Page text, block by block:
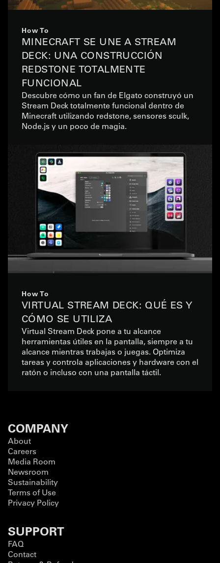
How To
MINECRAFT SE UNE A STREAM
DECK: UNA CONSTRUCCIÓN
REDSTONE TOTALMENTE
FUNCIONAL
Descubre cómo un fan de Elgato construyó un
Stream Deck totalmente funcional dentro de
Minecraft utilizando redstone, sensores sculk,
Node.js y un poco de magia.
How To
VIRTUAL STREAM DECK: QUÉ ES Y
CÓMO SE UTILIZA
Virtual Stream Deck pone a tu alcance
herramientas útiles en la pantalla, siempre a tu
alcance mientras trabajas o juegas. Optimiza
tareas y controla aplicaciones y hardware con el
ratón o incluso con una pantalla táctil.
COMPANY
About
Careers
Media Room
Newsroom
Sustainability
Terms of Use
Privacy Policy
SUPPORT
FAQ
Contact